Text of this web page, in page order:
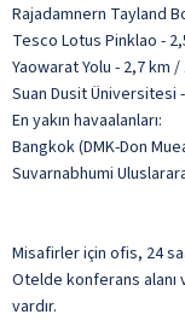
Rajadamnern Tayland
Tesco Lotus Pinklao -
Yaowarat Yolu - 2,7 km /
Suan Dusit Üniversitesi
En yakın havaalanları:
Bangkok (DMK-Don
Suvarnabhumi
Misafirler için ofis, 24
Otelde konferans alanı
vardır.